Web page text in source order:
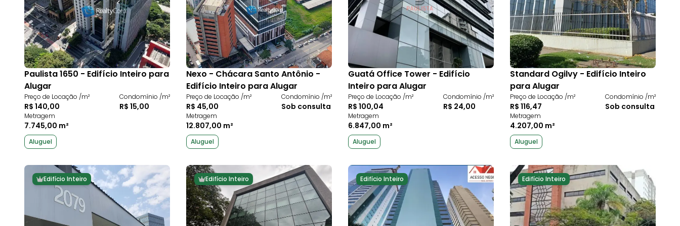
Paulista 1650 - Edifício Inteiro para
Alugar
Preço de Locação /m²
R$ 140,00
Condomínio /m²
R$ 15,00
Metragem
7.745,00 m²
Aluguel
Nexo - Chácara Santo Antônio -
Edifício Inteiro para Alugar
Preço de Locação /m²
R$ 45,00
Condomínio /m²
Sob consulta
Metragem
12.807,00 m²
Aluguel
Guatá Office Tower - Edifício
Inteiro para Alugar
Preço de Locação /m²
R$ 100,04
Condomínio /m²
R$ 24,00
Metragem
6.847,00 m²
Aluguel
Standard Ogilvy - Edifício Inteiro
para Alugar
Preço de Locação /m²
R$ 116,47
Condomínio /m²
Sob consulta
Metragem
4.207,00 m²
Aluguel
Edifício Inteiro Edifício Inteiro Edifício Inteiro Edifício Inteiro